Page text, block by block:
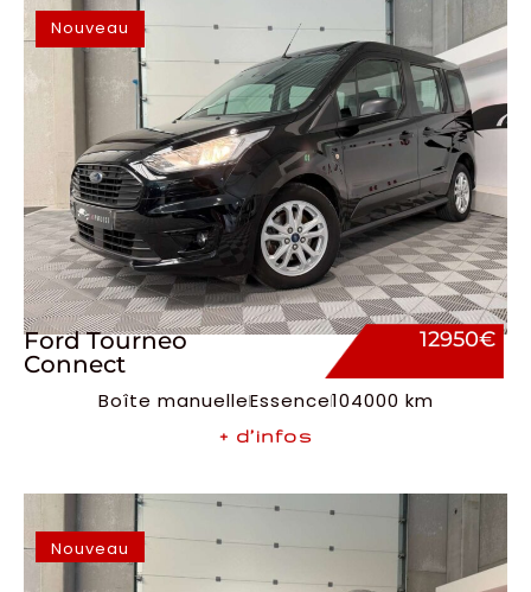
Nouveau
Ford Tourneo
Connect
12950€
Boîte manuelleEssence104000 km
+ d’infos
Nouveau